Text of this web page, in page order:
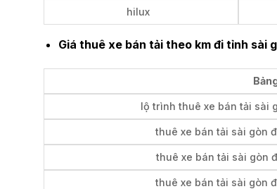
hilux
Giá thuê xe bán tải theo km đi tỉnh sài
lộ trình thuê xe bán tải sài
thuê xe bán tải sài gòn
thuê xe bán tải sài gòn
thuê xe bán tải sài gòn